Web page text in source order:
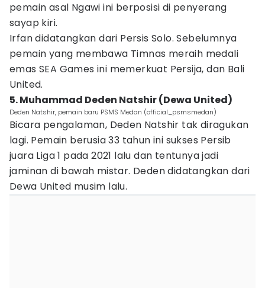
pemain asal Ngawi ini berposisi di penyerang
sayap kiri.
Irfan didatangkan dari Persis Solo. Sebelumnya
pemain yang membawa Timnas meraih medali
emas SEA Games ini memerkuat Persija, dan Bali
United.
5. Muhammad Deden Natshir (Dewa United)
Deden Natshir, pemain baru PSMS Medan (official_psmsmedan)
Bicara pengalaman, Deden Natshir tak diragukan
lagi. Pemain berusia 33 tahun ini sukses Persib
juara Liga 1 pada 2021 lalu dan tentunya jadi
jaminan di bawah mistar. Deden didatangkan dari
Dewa United musim lalu.